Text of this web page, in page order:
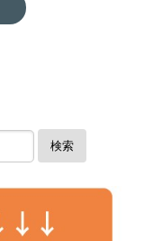
検索